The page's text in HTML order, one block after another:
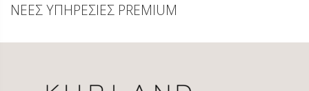
ΝΕΕΣ ΥΠΗΡΕΣΙΕΣ PREMIUM